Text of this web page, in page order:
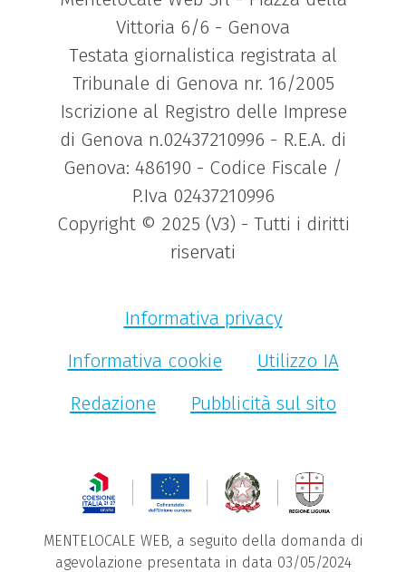
Vittoria 6/6 - Genova
Testata giornalistica registrata al
Tribunale di Genova nr. 16/2005
Iscrizione al Registro delle Imprese
di Genova n.02437210996 - R.E.A. di
Genova: 486190 - Codice Fiscale /
P.Iva 02437210996
Copyright © 2025 (V3) - Tutti i diritti
riservati
Informativa privacy
Informativa cookie
Utilizzo IA
Redazione
Pubblicità sul sito
MENTELOCALE WEB, a seguito della domanda di
agevolazione presentata in data 03/05/2024